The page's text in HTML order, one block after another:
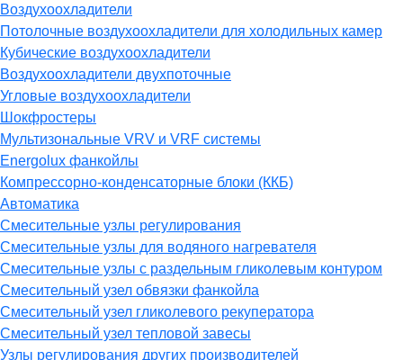
Воздухоохладители
Потолочные воздухоохладители для холодильных камер
Кубические воздухоохладители
Воздухоохладители двухпоточные
Угловые воздухоохладители
Шокфростеры
Мультизональные VRV и VRF системы
Energolux фанкойлы
Компрессорно-конденсаторные блоки (ККБ)
Автоматика
Смесительные узлы регулирования
Смесительные узлы для водяного нагревателя
Смесительные узлы с раздельным гликолевым контуром
Смесительный узел обвязки фанкойла
Смесительный узел гликолевого рекуператора
Смесительный узел тепловой завесы
Узлы регулирования других производителей